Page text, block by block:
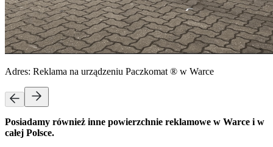
Adres: Reklama na urządzeniu Paczkomat ® w Warce
Posiadamy również inne powierzchnie reklamowe w Warce i w
całej Polsce.